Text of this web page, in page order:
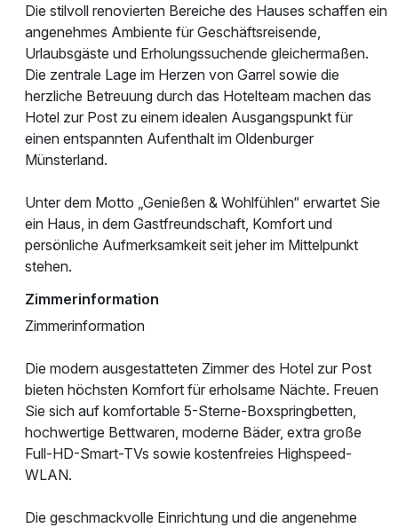
Die stilvoll renovierten Bereiche des Hauses schaffen ein
angenehmes Ambiente für Geschäftsreisende,
Urlaubsgäste und Erholungssuchende gleichermaßen.
Die zentrale Lage im Herzen von Garrel sowie die
herzliche Betreuung durch das Hotelteam machen das
Hotel zur Post zu einem idealen Ausgangspunkt für
einen entspannten Aufenthalt im Oldenburger
Münsterland.
Unter dem Motto „Genießen & Wohlfühlen“ erwartet Sie
ein Haus, in dem Gastfreundschaft, Komfort und
persönliche Aufmerksamkeit seit jeher im Mittelpunkt
stehen.
Zimmerinformation
Zimmerinformation
Die modern ausgestatteten Zimmer des Hotel zur Post
bieten höchsten Komfort für erholsame Nächte. Freuen
Sie sich auf komfortable 5-Sterne-Boxspringbetten,
hochwertige Bettwaren, moderne Bäder, extra große
Full-HD-Smart-TVs sowie kostenfreies Highspeed-
WLAN.
Die geschmackvolle Einrichtung und die angenehme